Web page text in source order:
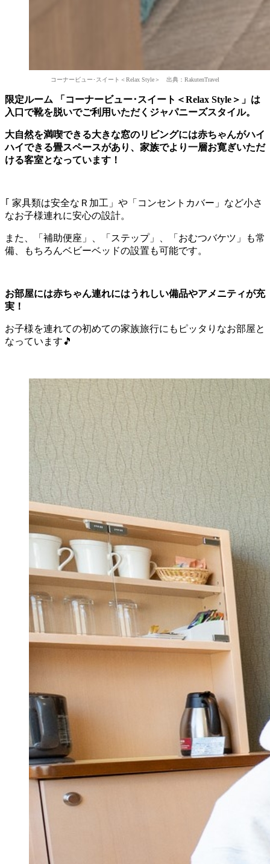
コーナービュー･スイート＜Relax Style＞ 出典：RakutenTravel
限定ルーム 「コーナービュー･スイート＜Relax Style＞」は
入口で靴を脱いでご利用いただくジャパニーズスタイル。
大自然を満喫できる大きな窓のリビングには赤ちゃんがハイ
ハイできる畳スペースがあり、家族でより一層お寛ぎいただ
ける客室となっています！
｢ 家具類は安全なＲ加工」や「コンセントカバー」など小さ
なお子様連れに安心の設計。
また、「補助便座」、「ステップ」、「おむつバケツ」も常
備、もちろんベビーベッドの設置も可能です。
お部屋には赤ちゃん連れにはうれしい備品やアメニティが充
実！
お子様を連れての初めての家族旅行にもピッタりなお部屋と
なっています🎵